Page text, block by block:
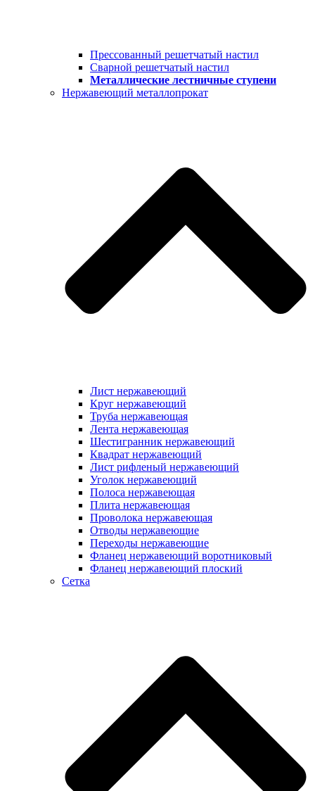
Прессованный решетчатый настил
Сварной решетчатый настил
Металлические лестничные ступени
Нержавеющий металлопрокат
Лист нержавеющий
Круг нержавеющий
Труба нержавеющая
Лента нержавеющая
Шестигранник нержавеющий
Квадрат нержавеющий
Лист рифленый нержавеющий
Уголок нержавеющий
Полоса нержавеющая
Плита нержавеющая
Проволока нержавеющая
Отводы нержавеющие
Переходы нержавеющие
Фланец нержавеющий воротниковый
Фланец нержавеющий плоский
Сетка